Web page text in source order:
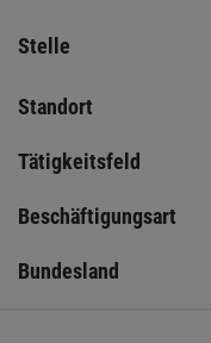
Stelle
Standort
Tätigkeitsfeld
Beschäftigungsart
Bundesland